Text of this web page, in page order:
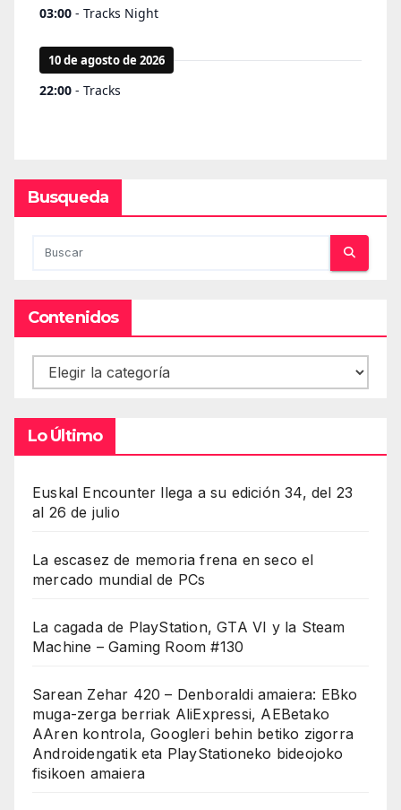
Busqueda
Contenidos
Contenidos
Lo Último
Euskal Encounter llega a su edición 34, del 23
al 26 de julio
La escasez de memoria frena en seco el
mercado mundial de PCs
La cagada de PlayStation, GTA VI y la Steam
Machine – Gaming Room #130
Sarean Zehar 420 – Denboraldi amaiera: EBko
muga-zerga berriak AliExpressi, AEBetako
AAren kontrola, Googleri behin betiko zigorra
Androidengatik eta PlayStationeko bideojoko
fisikoen amaiera